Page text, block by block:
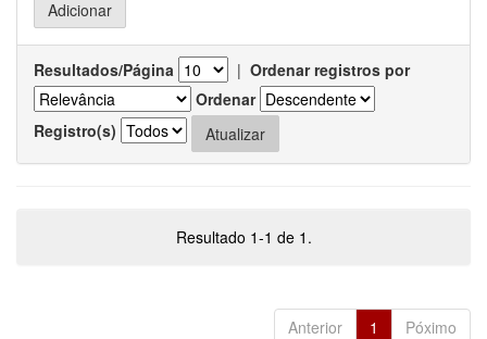
Resultados/Página | Ordenar registros por
Ordenar
Registro(s)
Resultado 1-1 de 1.
Anterior 1 Póximo